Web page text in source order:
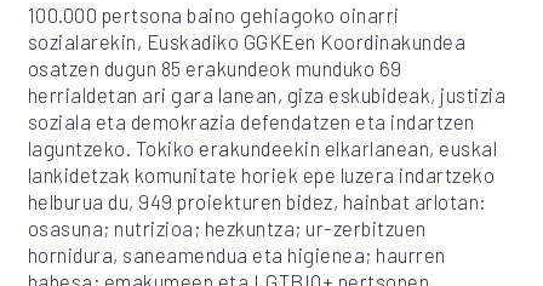
100.000 pertsona baino gehiagoko oinarri
sozialarekin, Euskadiko GGKEen Koordinakundea
osatzen dugun 85 erakundeok munduko 69
herrialdetan ari gara lanean, giza eskubideak, justizia
soziala eta demokrazia defendatzen eta indartzen
laguntzeko. Tokiko erakundeekin elkarlanean, euskal
lankidetzak komunitate horiek epe luzera indartzeko
helburua du, 949 proiekturen bidez, hainbat arlotan:
osasuna; nutrizioa; hezkuntza; ur-zerbitzuen
hornidura, saneamendua eta higienea; haurren
babesa; emakumeen eta LGTBIQ+ pertsonen